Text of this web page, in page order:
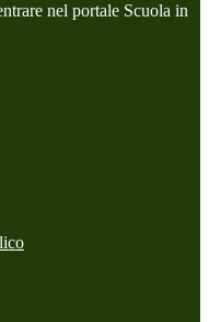
nel portale Scuola in